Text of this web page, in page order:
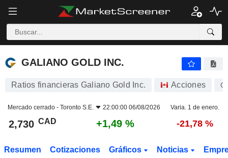
GALIANO GOLD INC.
GALIANO GOLD INC.
Ratios financieras Galiano Gold Inc. Acciones
Mercado cerrado - Toronto S.E. 22:00:00 06/08/2026 Varia. 1 de enero.
2,730 CAD +1,49 % -21,78 %
Resumen Cotizaciones Gráficos Noticias